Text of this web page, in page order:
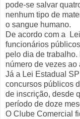
pode-se salvar
nenhum tipo de
o sangue humano.
De acordo com a
funcionários
pelo dia de
número de vezes ao
Já a Lei Estadual
concursos públicos
de inscrição, desde
período de doze
O Clube Comercial